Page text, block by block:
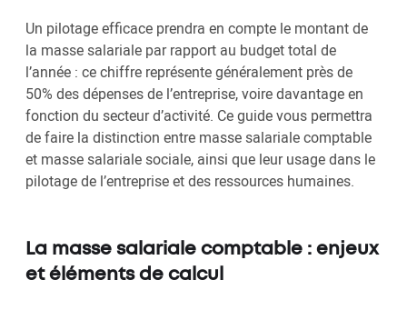
Un pilotage efficace prendra en compte le montant de
la masse salariale par rapport au budget total de
l’année : ce chiffre représente généralement près de
50% des dépenses de l’entreprise, voire davantage en
fonction du secteur d’activité. Ce guide vous permettra
de faire la distinction entre masse salariale comptable
et masse salariale sociale, ainsi que leur usage dans le
pilotage de l’entreprise et des ressources humaines.
La masse salariale comptable : enjeux
et éléments de calcul